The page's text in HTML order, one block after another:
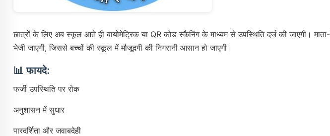
छात्रों के लिए अब स्कूल आते ही बायोमेट्रिक या QR कोड स्कैनिंग के माध्यम से उपस्थिति दर्ज की जाएगी। माता-
भेजी जाएगी, जिससे बच्चों की स्कूल में मौजूदगी की निगरानी आसान हो जाएगी।
📊फायदे:
फर्जी उपस्थिति पर रोक
अनुशासन में सुधार
पारदर्शिता और जवाबदेही